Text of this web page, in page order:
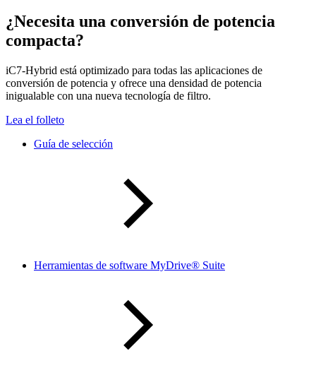
¿Necesita una conversión de potencia
compacta?
iC7-Hybrid está optimizado para todas las aplicaciones de
conversión de potencia y ofrece una densidad de potencia
inigualable con una nueva tecnología de filtro.
Lea el folleto
Guía de selección
Herramientas de software MyDrive® Suite